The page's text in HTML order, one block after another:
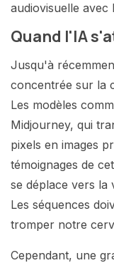
audiovisuelle avec
Quand l'IA
Jusqu'à
concentrée sur la
Les modèles
Midjourney, qui
pixels en images
témoignages de
se déplace vers la
Les séquences
tromper notre
Cependant, une